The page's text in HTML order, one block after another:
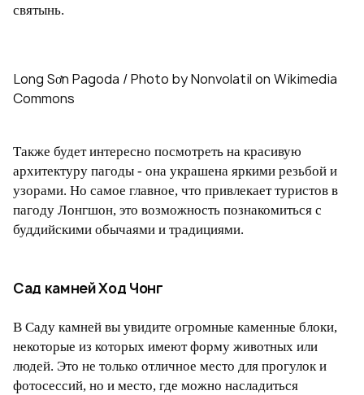
святынь.
Long Sơn Pagoda / Photo by Nonvolatil on Wikimedia
Commons
Также будет интересно посмотреть на красивую
архитектуру пагоды - она украшена яркими резьбой и
узорами. Но самое главное, что привлекает туристов в
пагоду Лонгшон, это возможность познакомиться с
буддийскими обычаями и традициями.
Сад камней Ход Чонг
В Саду камней вы увидите огромные каменные блоки,
некоторые из которых имеют форму животных или
людей. Это не только отличное место для прогулок и
фотосессий, но и место, где можно насладиться